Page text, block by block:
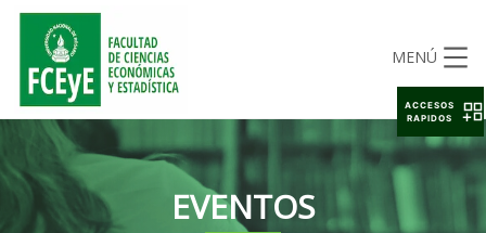
MENÚ
EVENTOS
ACCESOS
RAPIDOS